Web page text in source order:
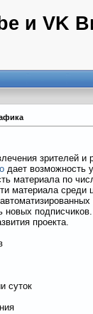
и VK
зрителей
дает возможность
материала по
материала
проекта.
суток